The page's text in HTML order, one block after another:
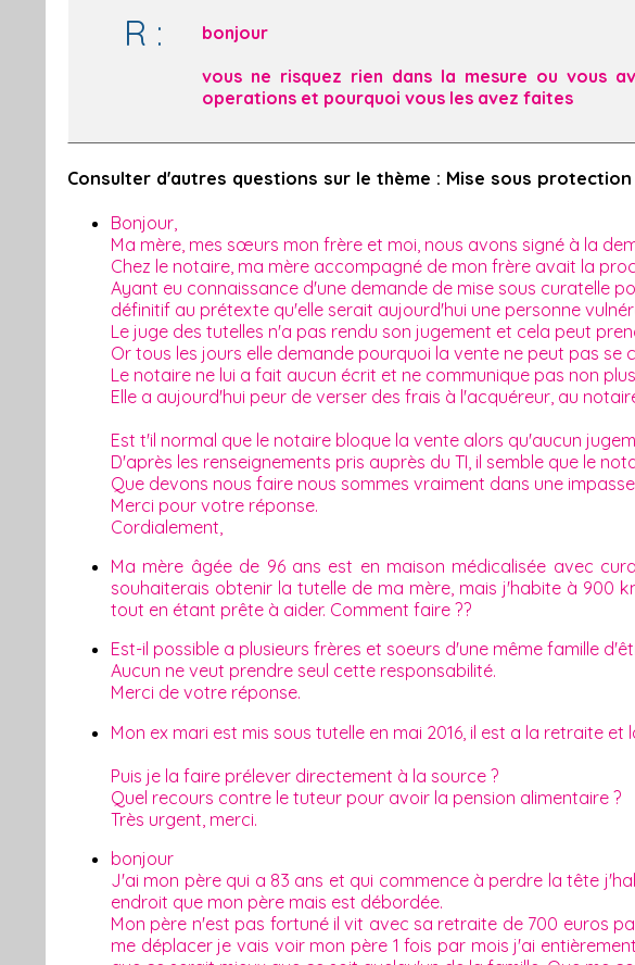
R :
bonjour
vous ne risquez rien dans la mesure ou vous
operations et pourquoi vous les avez faites
Consulter d'autres questions sur le thème : Mise sous protection
Bonjour,
Ma mère, mes sœurs mon frère et moi, nous avons signé à la
Chez le notaire, ma mère accompagné de mon frère avait la
Ayant eu connaissance d'une demande de mise sous curatelle
définitif au prétexte qu'elle serait aujourd'hui une personne
Le juge des tutelles n'a pas rendu son jugement et cela peut
Or tous les jours elle demande pourquoi la vente ne peut pas se
Le notaire ne lui a fait aucun écrit et ne communique pas non
Elle a aujourd'hui peur de verser des frais à l'acquéreur, au
Est t'il normal que le notaire bloque la vente alors qu'aucun
D'après les renseignements pris auprès du TI, il semble que le
Que devons nous faire nous sommes vraiment dans une
Merci pour votre réponse.
Cordialement,
Ma mère âgée de 96 ans est en maison médicalisée avec
souhaiterais obtenir la tutelle de ma mère, mais j'habite à 900
tout en étant prête à aider. Comment faire ??
Est-il possible a plusieurs frères et soeurs d'une même famille
Aucun ne veut prendre seul cette responsabilité.
Merci de votre réponse.
Mon ex mari est mis sous tutelle en mai 2016, il est a la retraite
Puis je la faire prélever directement à la source ?
Quel recours contre le tuteur pour avoir la pension alimentaire ?
Très urgent, merci.
bonjour
J'ai mon père qui a 83 ans et qui commence à perdre la tête
endroit que mon père mais est débordée.
Mon père n'est pas fortuné il vit avec sa retraite de 700 euros
me déplacer je vais voir mon père 1 fois par mois j'ai